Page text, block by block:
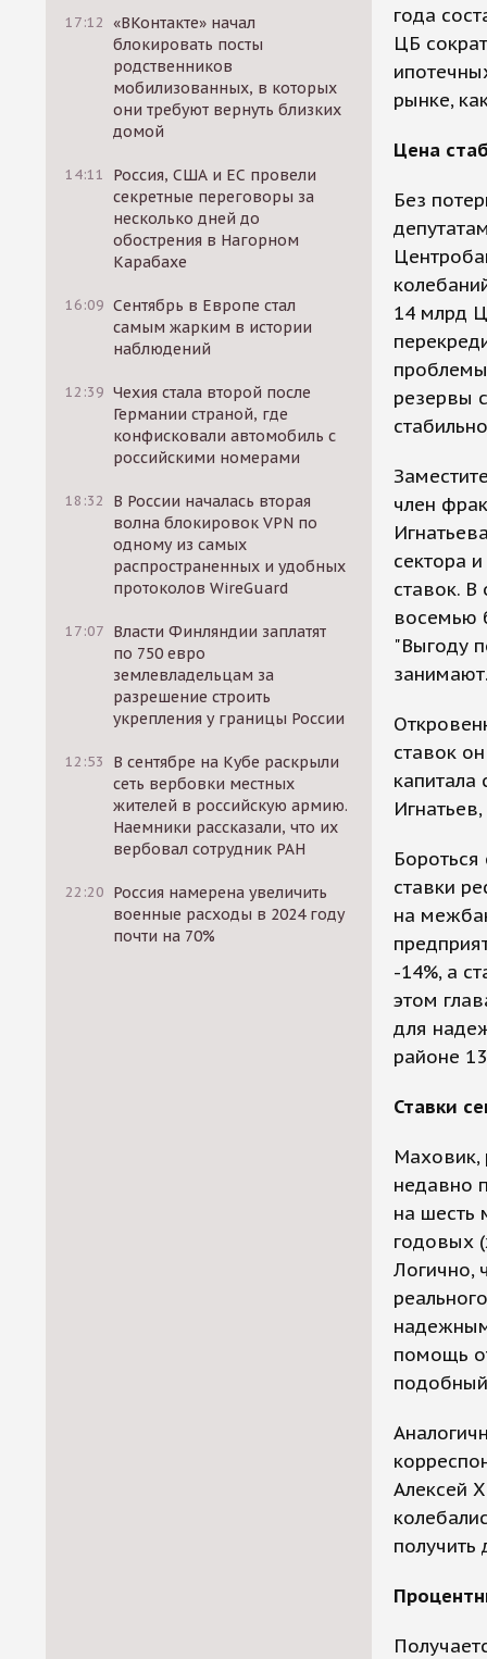
17:12 «ВКонтакте» начал
блокировать посты
родственников
мобилизованных, в которых
они требуют вернуть близких
домой
14:11
Россия, США и ЕС провели
секретные переговоры за
несколько дней до
обострения в Нагорном
Карабахе
16:09 Сентябрь в Европе стал
самым жарким в истории
наблюдений
12:39 Чехия стала второй после
Германии страной, где
конфисковали автомобиль с
российскими номерами
18:32
В России началась вторая
волна блокировок VPN по
одному из самых
распространенных и удобных
протоколов WireGuard
17:07 Власти Финляндии заплатят
по 750 евро
землевладельцам за
разрешение строить
укрепления у границы России
12:53
В сентябре на Кубе раскрыли
сеть вербовки местных
жителей в российскую армию.
Наемники рассказали, что их
вербовал сотрудник РАН
22:20 Россия намерена увеличить
военные расходы в 2024 году
почти на 70%
года
ЦБ
рынке,
Цена
Без
14 млрд
резервы
член
сектора
ставок. В
восемью
"Выгоду
ставок
капитала
ставки
на
-14%, а
этом
для
районе
Ставки
Маховик,
недавно
на шесть
годовых
Логично,
помощь
Алексей
получить